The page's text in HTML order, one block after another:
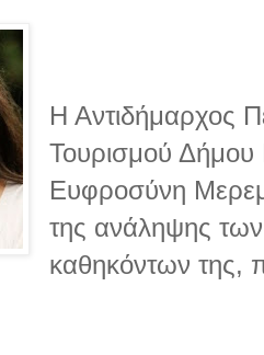
Η Αντιδήμαρχος
Τουρισμού Δήμου
Ευφροσύνη
της ανάληψης των
καθηκόντων της,